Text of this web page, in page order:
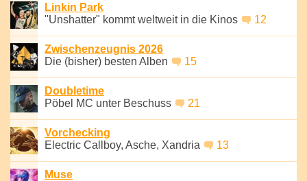
Linkin Park
"Unshatter" kommt weltweit in die Kinos
12
Zwischenzeugnis 2026
Die (bisher) besten Alben
15
Doubletime
Pöbel MC unter Beschuss
21
Vorchecking
Electric Callboy, Asche, Xandria
13
Muse